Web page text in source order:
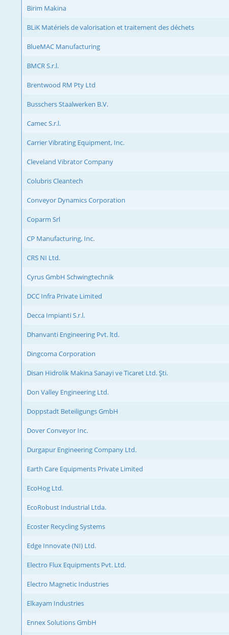
Birim Makina
BLiK Matériels de valorisation et traitement des déchets
BlueMAC Manufacturing
BMCR S.r.l.
Brentwood RM Pty Ltd
Busschers Staalwerken B.V.
Camec S.r.l.
Carrier Vibrating Equipment, Inc.
Cleveland Vibrator Company
Colubris Cleantech
Conveyor Dynamics Corporation
Coparm Srl
CP Manufacturing, Inc.
CRS NI Ltd.
Cyrus GmbH Schwingtechnik
DCC Infra Private Limited
Decca Impianti S.r.l.
Dhanvanti Engineering Pvt. ltd.
Dingcoma Corporation
Disan Hidrolik Makina Sanayi ve Ticaret Ltd. Şti.
Don Valley Engineering Ltd.
Doppstadt Beteiligungs GmbH
Dover Conveyor Inc.
Durgapur Engineering Company Ltd.
Earth Care Equipments Private Limited
EcoHog Ltd.
EcoRobust Industrial Ltda.
Ecoster Recycling Systems
Edge Innovate (NI) Ltd.
Electro Flux Equipments Pvt. Ltd.
Electro Magnetic Industries
Elkayam Industries
Ennex Solutions GmbH